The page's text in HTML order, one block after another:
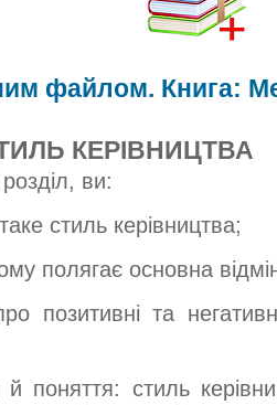
файлом. Книга:
КЕРІВНИЦТВА
ви:
стиль керівництва;
полягає основна
позитивні та
й поняття: стиль